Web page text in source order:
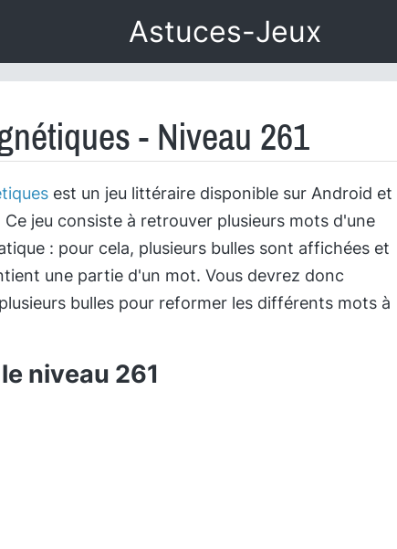
Astuces-Jeux
- Niveau 261
est un jeu littéraire disponible sur Android et
Ce jeu consiste à retrouver plusieurs mots d'une
: pour cela, plusieurs bulles sont affichées et
une partie d'un mot. Vous devrez donc
bulles pour reformer les différents mots à
niveau 261